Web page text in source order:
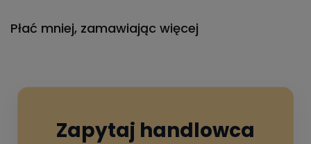
Płać mniej, zamawiając więcej
Zapytaj handlowca